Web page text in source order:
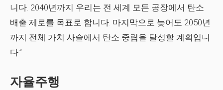
니다. 2040년까지 우리는 전 세계 모든 공장에서 탄소
배출 제로를 목표로 합니다. 마지막으로 늦어도 2050년
까지 전체 가치 사슬에서 탄소 중립을 달성할 계획입니
다.”
자율주행